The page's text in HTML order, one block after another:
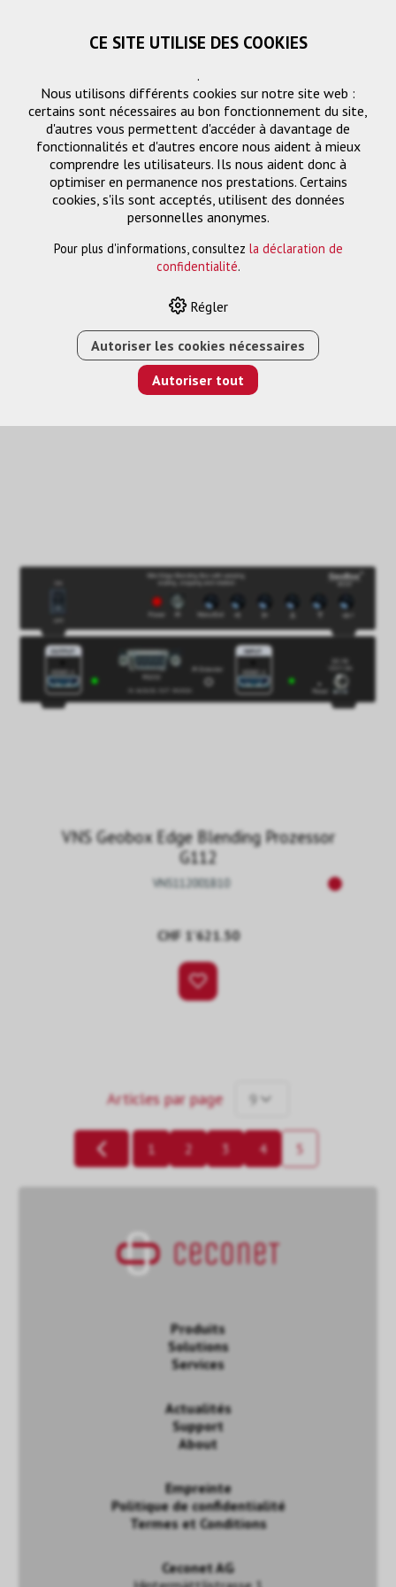
Filtre
E-SHOP › GESTION DES SIGNAUX › SÉLECTEUR
Par défaut|N|Description|CHF
VNS Geobox Edge Blending Prozessor
G112
VNS112001B10
CHF 1’621.50
Articles par page 9
1 2 3 4 5
Produits
Solutions
Services
Actualités
Support
About
Empreinte
Politique de confidentialité
Termes et Conditions
Ceconet AG
CE SITE UTILISE DES COOKIES
.
Nous utilisons différents cookies sur notre site web :
certains sont nécessaires au bon fonctionnement du site,
d'autres vous permettent d'accéder à davantage de
fonctionnalités et d'autres encore nous aident à mieux
comprendre les utilisateurs. Ils nous aident donc à
optimiser en permanence nos prestations. Certains
cookies, s'ils sont acceptés, utilisent des données
personnelles anonymes.
Pour plus d'informations, consultez la déclaration de
confidentialité.
Régler
Autoriser les cookies nécessaires
Autoriser tout